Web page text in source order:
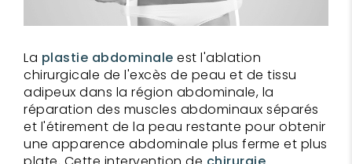
La plastie abdominale est l'ablation
chirurgicale de l'excès de peau et de tissu
adipeux dans la région abdominale, la
réparation des muscles abdominaux séparés
et l'étirement de la peau restante pour obtenir
une apparence abdominale plus ferme et plus